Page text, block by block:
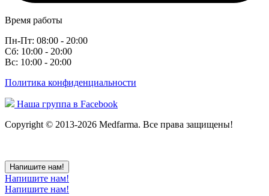
Время работы
Пн-Пт: 08:00 - 20:00
Сб: 10:00 - 20:00
Вс: 10:00 - 20:00
Политика конфиденциальности
Наша группа в Facebook
Copyright © 2013-2026 Medfarma. Все права защищены!
Напишите нам!
Напишите нам!
Напишите нам!